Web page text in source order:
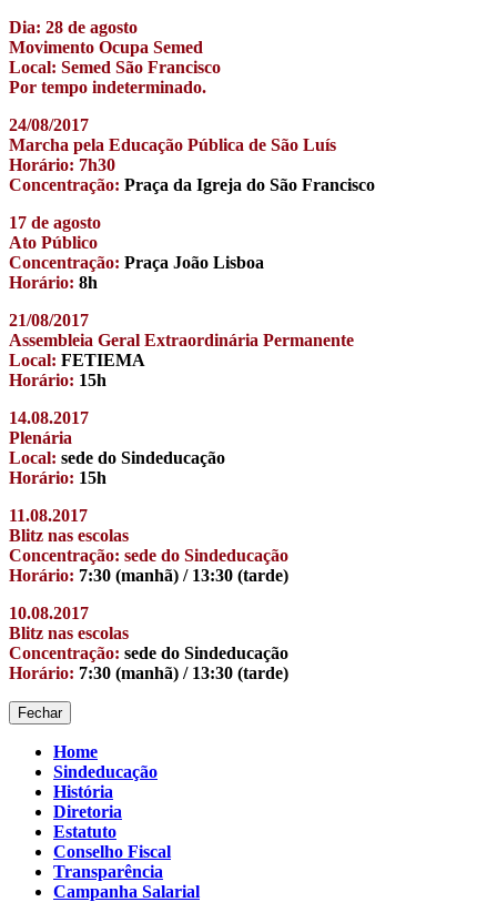
Dia: 28 de agosto
Movimento Ocupa Semed
Local: Semed São Francisco
Por tempo indeterminado.
24/08/2017
Marcha pela Educação Pública de São Luís
Horário: 7h30
Concentração: Praça da Igreja do São Francisco
17 de agosto
Ato Público
Concentração: Praça João Lisboa
Horário: 8h
21/08/2017
Assembleia Geral Extraordinária Permanente
Local: FETIEMA
Horário: 15h
14.08.2017
Plenária
Local: sede do Sindeducação
Horário: 15h
11.08.2017
Blitz nas escolas
Concentração: sede do Sindeducação
Horário: 7:30 (manhã) / 13:30 (tarde)
10.08.2017
Blitz nas escolas
Concentração: sede do Sindeducação
Horário: 7:30 (manhã) / 13:30 (tarde)
Fechar
Home
Sindeducação
História
Diretoria
Estatuto
Conselho Fiscal
Transparência
Campanha Salarial